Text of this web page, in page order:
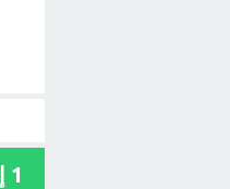
1